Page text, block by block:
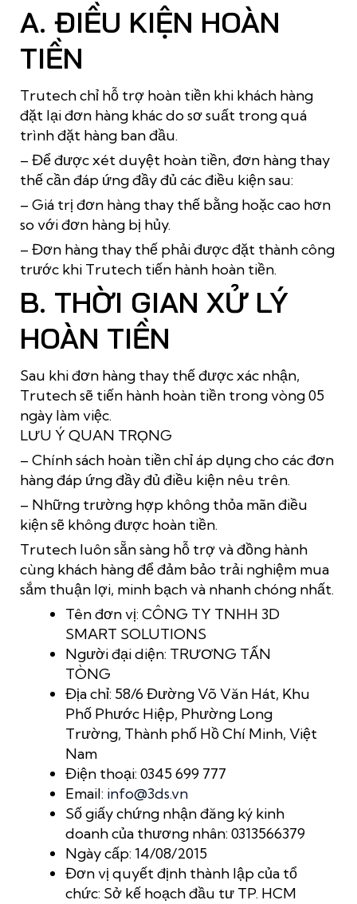
A. ĐIỀU KIỆN HOÀN
TIỀN
Trutech chỉ hỗ trợ hoàn tiền khi khách hàng
đặt lại đơn hàng khác do sơ suất trong quá
trình đặt hàng ban đầu.
– Để được xét duyệt hoàn tiền, đơn hàng thay
thế cần đáp ứng đầy đủ các điều kiện sau:
– Giá trị đơn hàng thay thế bằng hoặc cao hơn
so với đơn hàng bị hủy.
– Đơn hàng thay thế phải được đặt thành công
trước khi Trutech tiến hành hoàn tiền.
B. THỜI GIAN XỬ LÝ
HOÀN TIỀN
Sau khi đơn hàng thay thế được xác nhận,
Trutech sẽ tiến hành hoàn tiền trong vòng 05
ngày làm việc.
LƯU Ý QUAN TRỌNG
– Chính sách hoàn tiền chỉ áp dụng cho các đơn
hàng đáp ứng đầy đủ điều kiện nêu trên.
– Những trường hợp không thỏa mãn điều
kiện sẽ không được hoàn tiền.
Trutech luôn sẵn sàng hỗ trợ và đồng hành
cùng khách hàng để đảm bảo trải nghiệm mua
sắm thuận lợi, minh bạch và nhanh chóng nhất.
Tên đơn vị: CÔNG TY TNHH 3D
SMART SOLUTIONS
Người đại diện: TRƯƠNG TẤN
TÒNG
Địa chỉ: 58/6 Đường Võ Văn Hát, Khu
Phố Phước Hiệp, Phường Long
Trường, Thành phố Hồ Chí Minh, Việt
Nam
Điện thoại: 0345 699 777
Email: info@3ds.vn
Số giấy chứng nhận đăng ký kinh
doanh của thương nhân: 0313566379
Ngày cấp: 14/08/2015
Đơn vị quyết định thành lập của tổ
chức: Sở kế hoạch đầu tư TP. HCM